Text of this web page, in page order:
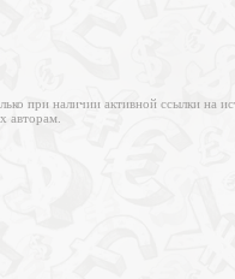
при наличии активной ссылки на
авторам.